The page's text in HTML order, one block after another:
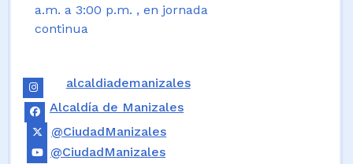
a.m. a 3:00 p.m. , en jornada
continua
alcaldiademanizales
Alcaldía de Manizales
@CiudadManizales
@CiudadManizales